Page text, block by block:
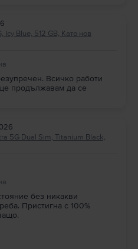
Icy Blue, 512 GB, Като нов
Всичко работи
продължавам да се
5G Dual Sim, Titanium Black,
без никакви
Пристигна с 100%